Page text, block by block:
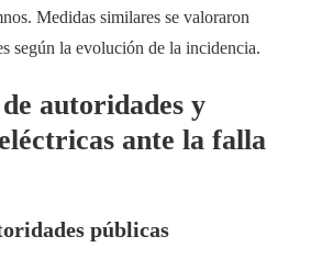
Medidas similares se valoraron
según la evolución de la incidencia.
autoridades y
ante la falla
públicas